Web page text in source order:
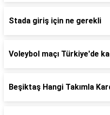
Stada giriş için ne gerekli
Voleybol maçı Türkiye'de
Beşiktaş Hangi Takımla